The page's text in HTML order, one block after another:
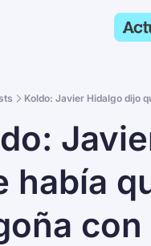
Koldo: Javier Hidalgo dijo
había